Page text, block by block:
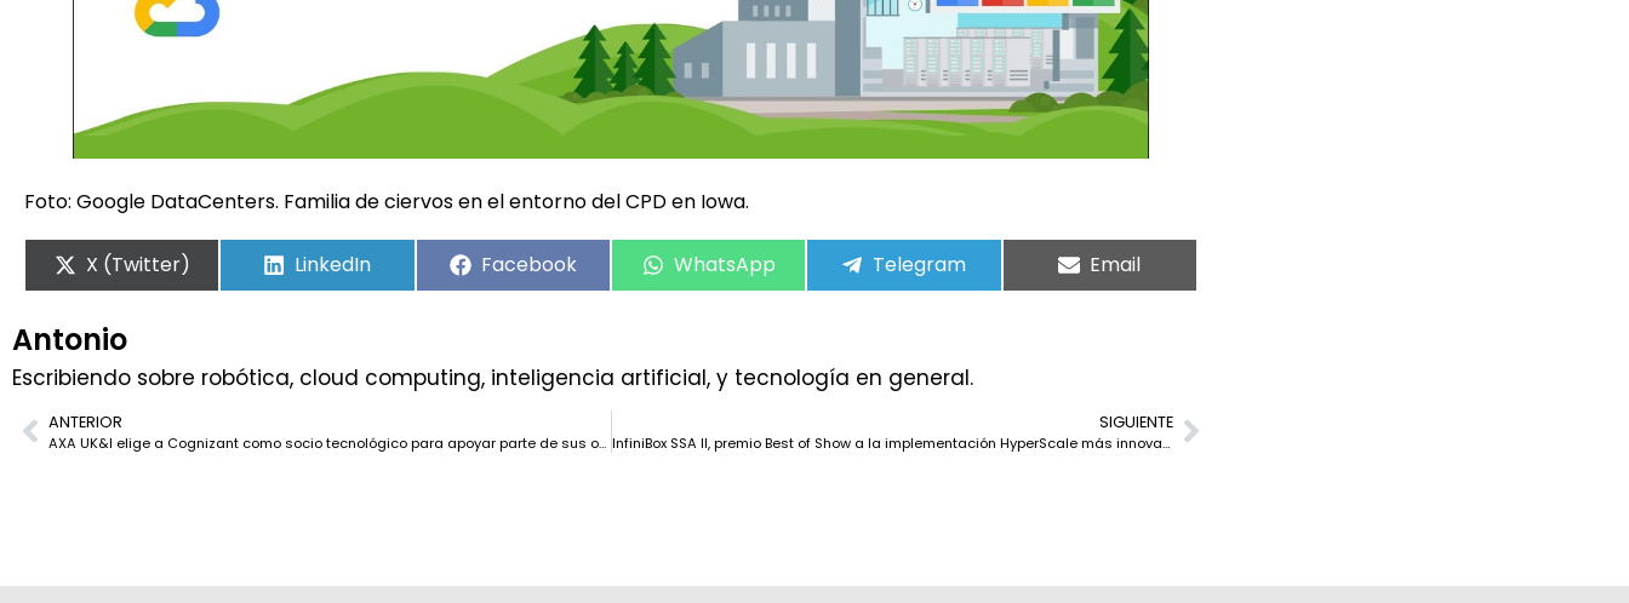
Foto: Google DataCenters. Familia de ciervos en el entorno del CPD en Iowa.
X (Twitter) LinkedIn Facebook WhatsApp Telegram Email
Antonio
Escribiendo sobre robótica, cloud computing, inteligencia artificial, y tecnología en general.
ANTERIOR
AXA UK&I elige a Cognizant como socio tecnológico para apoyar parte de sus operaciones de TI
SIGUIENTE
InfiniBox SSA II, premio Best of Show a la implementación HyperScale más innovadora en el Flash Memory Summit de California